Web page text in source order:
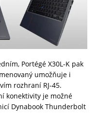
Portégé X30L-K pak
umožňuje i
rozhraní RJ-45.
konektivity je možné
Dynabook Thunderbolt